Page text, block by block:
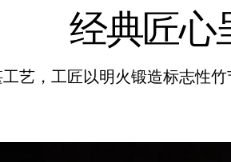
经典匠心
艺，工匠以明火锻造标志性